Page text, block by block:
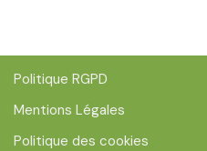
Politique RGPD
Mentions Légales
Politique des cookies